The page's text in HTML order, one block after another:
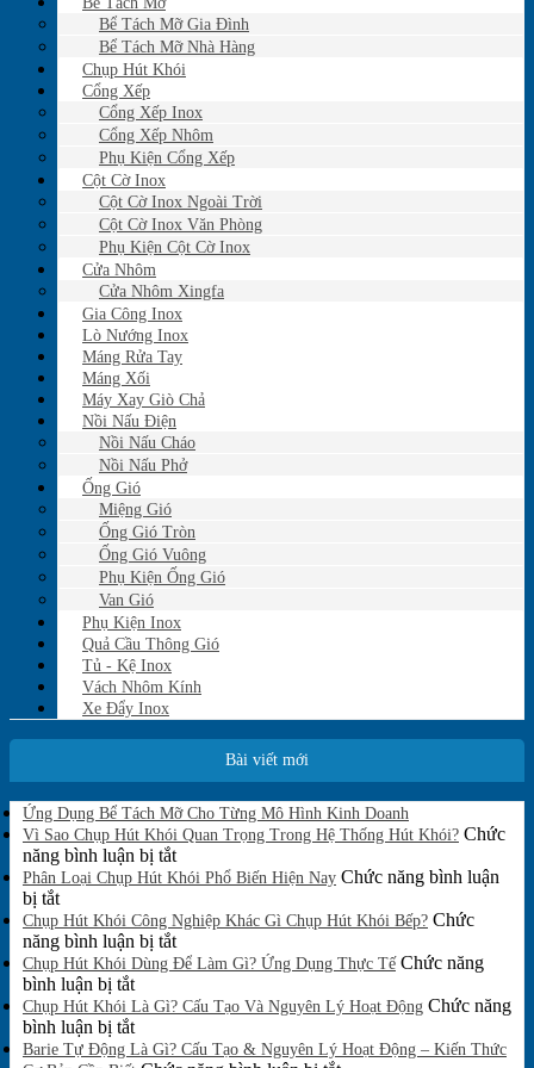
Bể Tách Mỡ Gia Đình
Bể Tách Mỡ Nhà Hàng
Chụp Hút Khói
Cổng Xếp
Cổng Xếp Inox
Cổng Xếp Nhôm
Phụ Kiện Cổng Xếp
Cột Cờ Inox
Cột Cờ Inox Ngoài Trời
Cột Cờ Inox Văn Phòng
Phụ Kiện Cột Cờ Inox
Cửa Nhôm
Cửa Nhôm Xingfa
Gia Công Inox
Lò Nướng Inox
Máng Rửa Tay
Máng Xối
Máy Xay Giò Chả
Nồi Nấu Điện
Nồi Nấu Cháo
Nồi Nấu Phở
Ống Gió
Miệng Gió
Ống Gió Tròn
Ống Gió Vuông
Phụ Kiện Ống Gió
Van Gió
Phụ Kiện Inox
Quả Cầu Thông Gió
Tủ - Kệ Inox
Vách Nhôm Kính
Xe Đẩy Inox
Bài viết mới
Ứng Dụng Bể Tách Mỡ Cho Từng Mô Hình Kinh Doanh
có
bình
luận
ở
Dụng
Tách
Cho
Từng
Hình
Vì Sao Chụp Hút Khói Quan Trọng Trong Hệ Thống Hút Khói? Chức
năng bình luận bị tắtở
Vì
Chụp
Hút
Khói
Trọng
Hệ
Phân Loại Chụp Hút Khói Phổ Biến Hiện Nay Chức năng bình luận
bị tắtở
Phân
Loại
Chụp
Hút
Khói
Phổ
Biến
Chụp Hút Khói Công Nghiệp Khác Gì Chụp Hút Khói Bếp? Chức
năng bình luận bị tắtở
Chụp
Khói
Nghiệp
Chụp Hút Khói Dùng Để Làm Gì? Ứng Dụng Thực Tế Chức năng
bình luận bị tắtở
Chụp
Hút
Khói
Chụp Hút Khói Là Gì? Cấu Tạo Và Nguyên Lý Hoạt Động Chức năng
bình luận bị tắtở
Chụp
Barie Tự Động Là Gì? Cấu Tạo & Nguyên Lý Hoạt Động – Kiến Thức